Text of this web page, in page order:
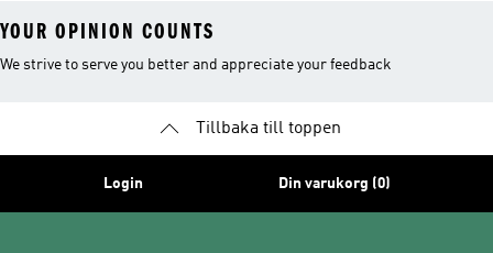
YOUR OPINION COUNTS
We strive to serve you better and appreciate your feedback
Tillbaka till toppen
Login Din varukorg (0)